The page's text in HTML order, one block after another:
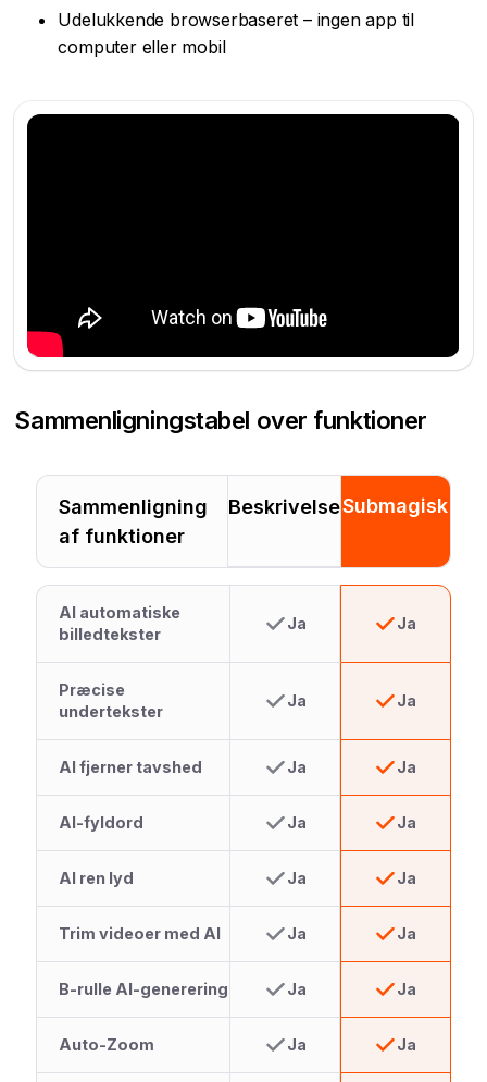
Udelukkende browserbaseret – ingen app til
computer eller mobil
Sammenligningstabel over funktioner
Sammenligning
af funktioner
BeskrivelseSubmagisk
AI automatiske
billedtekster
Ja Ja
Præcise
undertekster
Ja Ja
AI fjerner tavshed Ja Ja
AI-fyldord Ja Ja
AI ren lyd Ja Ja
Trim videoer med AI Ja Ja
B-rulle AI-generering Ja Ja
Auto-Zoom Ja Ja